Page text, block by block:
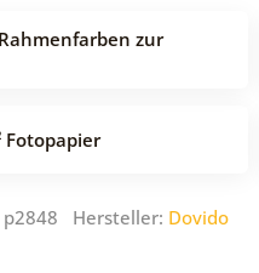
zur
Fotopapier
p2848 Hersteller: Dovido